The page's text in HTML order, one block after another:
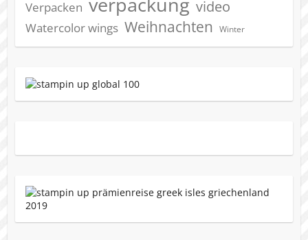
Verpacken verpackung video
Watercolor wings Weihnachten Winter